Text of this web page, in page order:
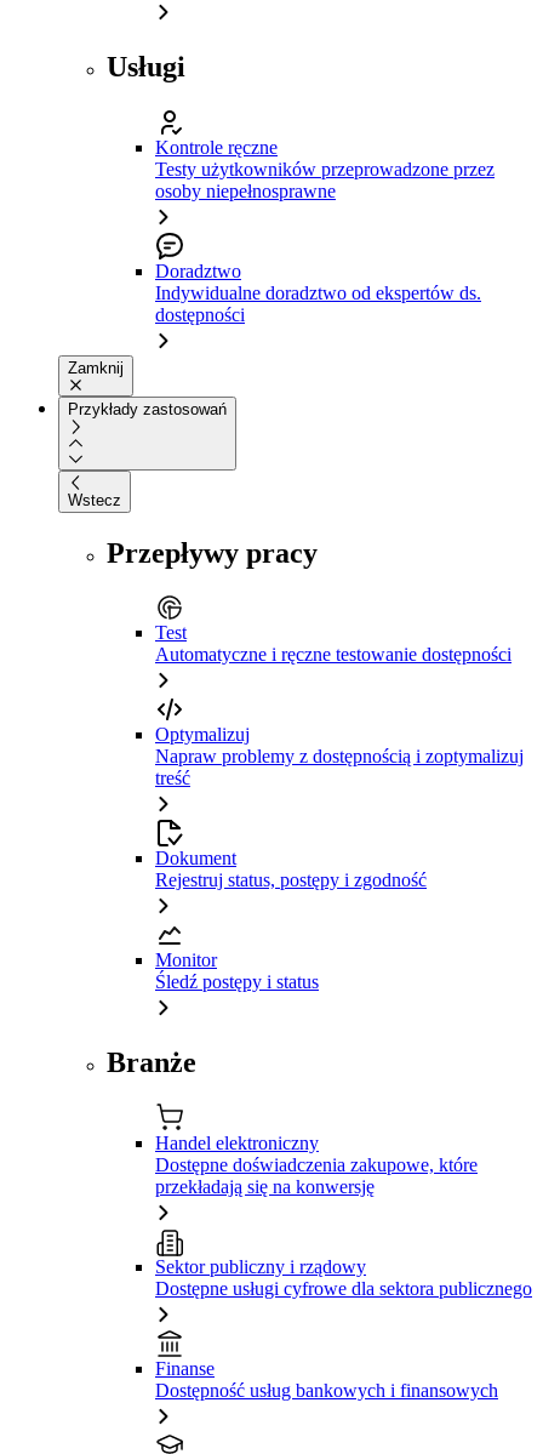
Usługi
Kontrole ręczne
Testy użytkowników przeprowadzone przez
osoby niepełnosprawne
Doradztwo
Indywidualne doradztwo od ekspertów ds.
dostępności
Zamknij
Przykłady zastosowań
Wstecz
Przepływy pracy
Test
Automatyczne i ręczne testowanie dostępności
Optymalizuj
Napraw problemy z dostępnością i zoptymalizuj
treść
Dokument
Rejestruj status, postępy i zgodność
Monitor
Śledź postępy i status
Branże
Handel elektroniczny
Dostępne doświadczenia zakupowe, które
przekładają się na konwersję
Sektor publiczny i rządowy
Dostępne usługi cyfrowe dla sektora publicznego
Finanse
Dostępność usług bankowych i finansowych